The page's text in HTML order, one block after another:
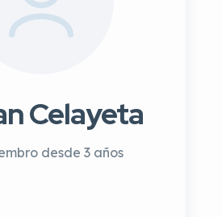
Celayeta
desde 3 años